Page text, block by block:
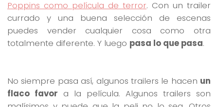
Poppins como película de terror. Con un trailer
currado y una buena selección de escenas
puedes vender cualquier cosa como otra
totalmente diferente. Y luego pasa lo que pasa.
No siempre pasa así, algunos trailers le hacen un
flaco favor a la película. Algunos trailers son